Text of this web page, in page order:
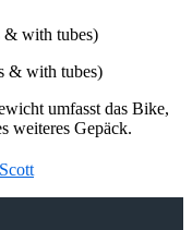
& with tubes)
& with tubes)
umfasst das Bike,
weiteres Gepäck.
Scott